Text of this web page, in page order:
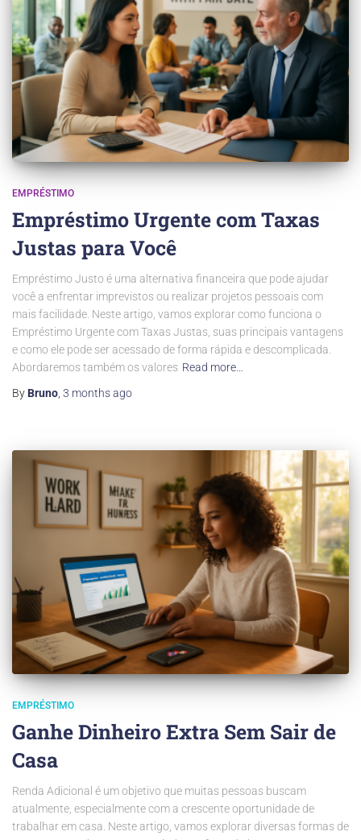
EMPRÉSTIMO
Empréstimo Urgente com Taxas
Justas para Você
Empréstimo Justo é uma alternativa financeira que pode ajudar
você a enfrentar imprevistos ou realizar projetos pessoais com
mais facilidade. Neste artigo, vamos explorar como funciona o
Empréstimo Urgente com Taxas Justas, suas principais vantagens
e como ele pode ser acessado de forma rápida e descomplicada.
Abordaremos também os valores Read more…
By Bruno 3 monthsago
EMPRÉSTIMO
Ganhe Dinheiro Extra Sem Sair de
Casa
Renda Adicional é um objetivo que muitas pessoas buscam
atualmente, especialmente com a crescente oportunidade de
trabalhar em casa. Neste artigo, vamos explorar diversas formas de